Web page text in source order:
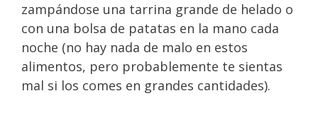
zampándose una tarrina grande de helado o
con una bolsa de patatas en la mano cada
noche (no hay nada de malo en estos
alimentos, pero probablemente te sientas
mal si los comes en grandes cantidades).